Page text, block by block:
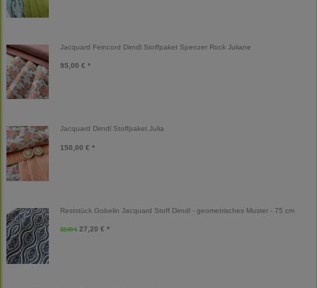
Jacquard Feincord Dirndl Stoffpaket Spenzer Rock Juliane
95,00 € *
Jacquard Dirndl Stoffpaket Julia
150,00 € *
Reststück Gobelin Jacquard Stoff Dirndl - geometrisches Muster - 75 cm
32,00 € 27,20 € *